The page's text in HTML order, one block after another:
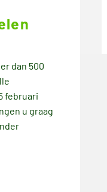
dan 500
februari
u graag